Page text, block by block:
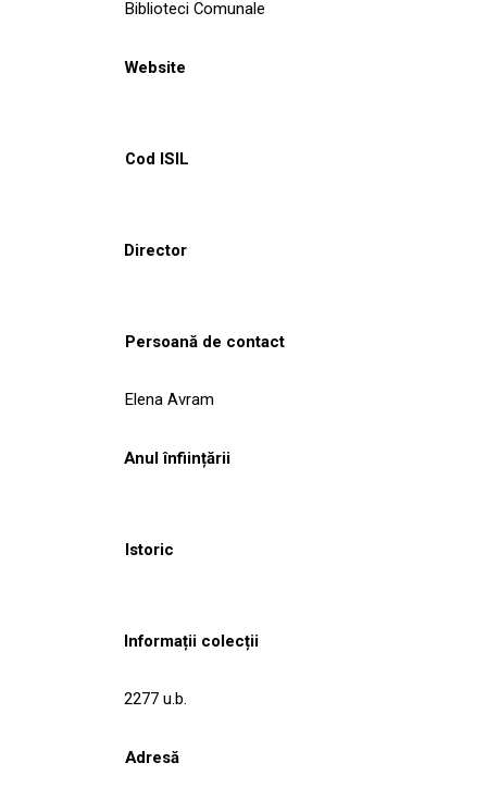
Biblioteci Comunale
Website
Cod ISIL
Director
Persoană de contact
Elena Avram
Anul înființării
Istoric
Informații colecții
2277 u.b.
Adresă